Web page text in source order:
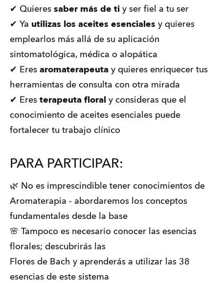
✔ Quieres saber más de ti y ser fiel a tu ser
✔ Ya utilizas los aceites esenciales y quieres
emplearlos más allá de su aplicación
sintomatológica, médica o alopática
✔ Eres aromaterapeuta y quieres enriquecer tus
herramientas de consulta con otra mirada
✔ Eres terapeuta floral y consideras que el
conocimiento de aceites esenciales puede
fortalecer tu trabajo clínico
PARA PARTICIPAR:
🌿 No es imprescindible tener conocimientos de
Aromaterapia - abordaremos los conceptos
fundamentales desde la base
🌸 Tampoco es necesario conocer las esencias
florales; descubrirás las
Flores de Bach y aprenderás a utilizar las 38
esencias de este sistema